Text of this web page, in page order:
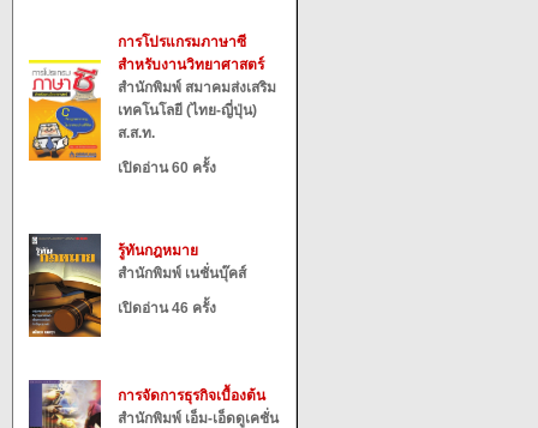
การโปรแกรมภาษาซี
สำหรับงานวิทยาศาสตร์
สำนักพิมพ์ สมาคมส่งเสริม
เทคโนโลยี (ไทย-ญี่ปุ่น)
ส.ส.ท.
เปิดอ่าน 60 ครั้ง
รู้ทันกฎหมาย
สำนักพิมพ์ เนชั่นบุ๊คส์
เปิดอ่าน 46 ครั้ง
การจัดการธุรกิจเบื้องต้น
สำนักพิมพ์ เอ็ม-เอ็ดดูเคชั่น